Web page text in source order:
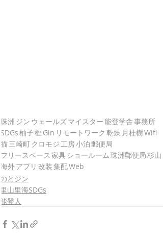
珠洲 ジン ウェールズマイスター能登学舎事務所
SDGs柚子榧Gin リモートワーク 乾燥 月桂樹Wifi
猫三崎町 クロモジ工房小泊郵便局
フリースペース 家具 ショールーム珠洲郵便局杉山
海外アプリ 改装集配Web
のとジン
里山里海SDGs
能登人